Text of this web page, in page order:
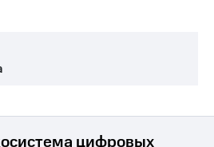
цифровых